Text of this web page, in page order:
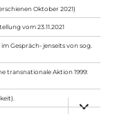
Oktober 2021)
vom 23.11.2021
Gespräch- jenseits von sog.
transnationale Aktion 1999:
anzeigen